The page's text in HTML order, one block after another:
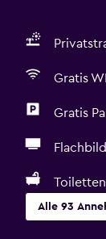
Gratis
Gratis
Alle 93